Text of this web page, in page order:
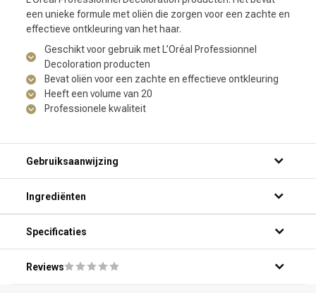
een unieke formule met oliën die zorgen voor een zachte en
effectieve ontkleuring van het haar.
Geschikt voor gebruik met L’Oréal Professionnel
Decoloration producten
Bevat oliën voor een zachte en effectieve ontkleuring
Heeft een volume van 20
Professionele kwaliteit
Gebruiksaanwijzing
Ingrediënten
Specificaties
Reviews